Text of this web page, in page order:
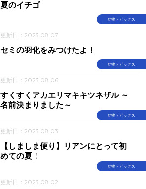
動物トピックス
夏のイチゴ
更新日：2023.08.07
動物トピックス
セミの羽化をみつけたよ！
更新日：2023.08.06
動物トピックス
すくすくアカエリマキキツネザル ～
名前決まりました～
更新日：2023.08.03
動物トピックス
【しましま便り】リアンにとって初
めての夏！
更新日：2023.08.02